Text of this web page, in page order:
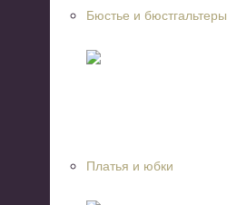
Бюстье и бюстгальтеры
Платья и юбки